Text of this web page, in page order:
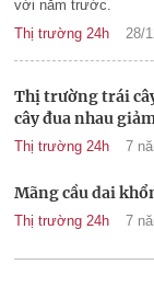
với năm trước.
Thị trường 24h
28/
Thị trường trái
cây đua nhau
Thị trường 24h 7
Mãng cầu dai
Thị trường 24h 7